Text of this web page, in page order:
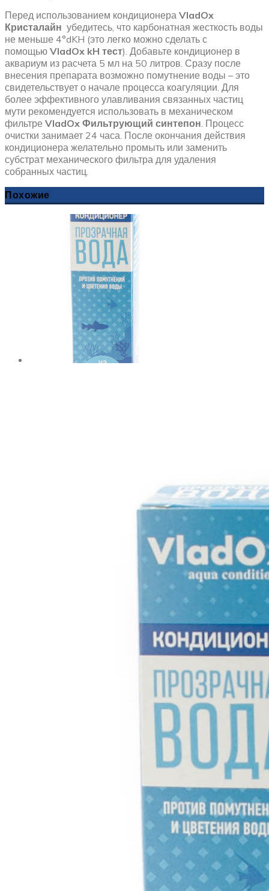
Перед использованием кондиционера VladOx
Кристалайн убедитесь, что карбонатная жесткость воды
не меньше 4°dKH (это легко можно сделать с
помощью VladOx kH тест). Добавьте кондиционер в
аквариум из расчета 5 мл на 50 литров. Сразу после
внесения препарата возможно помутнение воды – это
свидетельствует о начале процесса коагуляции. Для
более эффективного улавливания связанных частиц
мути рекомендуется использовать в механическом
фильтре VladOx Фильтрующий синтепон. Процесс
очистки занимает 24 часа. После окончания действия
кондиционера желательно промыть или заменить
субстрат механического фильтра для удаления
собранных частиц.
Похожие